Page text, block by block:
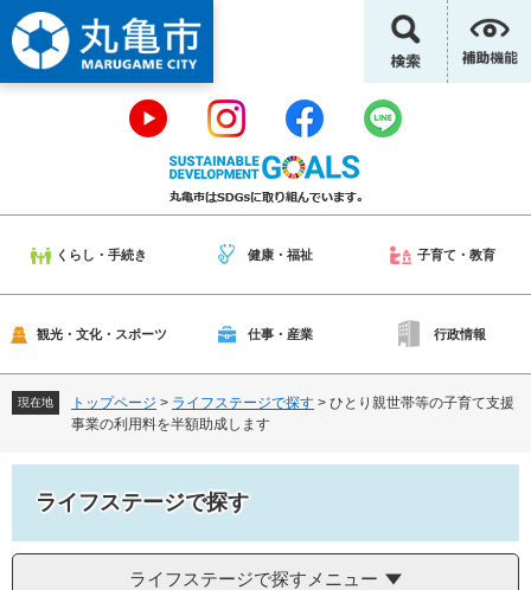
ー
ジ
の
。
ニ
ュ
ー
て
くらし・手続き 健康・福祉 子育て・教育
観光・文化・スポーツ 仕事・産業 行政情報
現在地 トップページ > ライフステージで探す > ひとり親世帯等の子育て支援
事業の利用料を半額助成します
ライフステージで探す
ライフステージで探すメニュー